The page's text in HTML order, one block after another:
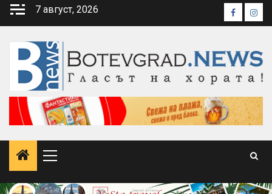
Skip
7 август, 2026 Facebook
Primary